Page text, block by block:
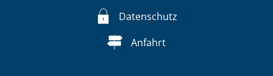
Datenschutz
Anfahrt